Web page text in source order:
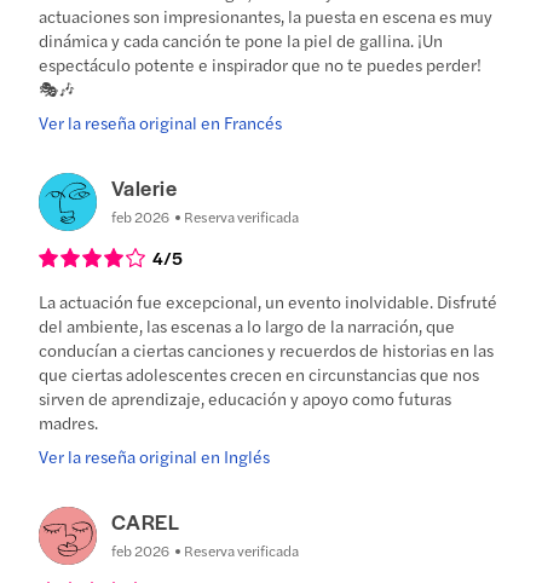
actuaciones son impresionantes, la puesta en escena es muy
dinámica y cada canción te pone la piel de gallina. ¡Un
espectáculo potente e inspirador que no te puedes perder!
🎭🎶
Ver la reseña original en Francés
Valerie
feb 2026 Reserva verificada
4/5
La actuación fue excepcional, un evento inolvidable. Disfruté
del ambiente, las escenas a lo largo de la narración, que
conducían a ciertas canciones y recuerdos de historias en las
que ciertas adolescentes crecen en circunstancias que nos
sirven de aprendizaje, educación y apoyo como futuras
madres.
Ver la reseña original en Inglés
CAREL
feb 2026 Reserva verificada